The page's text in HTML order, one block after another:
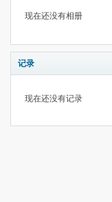
现在还没有相册
记录
现在还没有记录